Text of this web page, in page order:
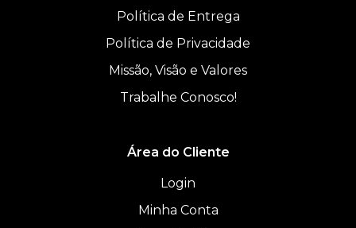
Política de Entrega
Política de Privacidade
Missão, Visão e Valores
Trabalhe Conosco!
Área do Cliente
Login
Minha Conta